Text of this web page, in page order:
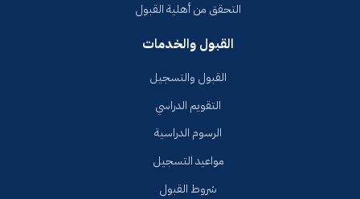
التحقق من أهلية القبول
القبول والخدمات
القبول والتسجيل
التقويم الدراسي
الرسوم الدراسية
مواعيد التسجيل
شروط القبول